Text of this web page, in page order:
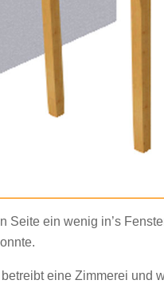
Seite ein wenig in’s
eine Zimmerei und